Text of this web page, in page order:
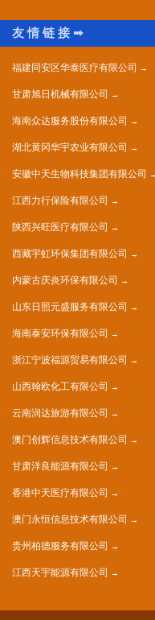
福建同安区华泰医疗有限公司
甘肃旭日机械有限公司
海南众达服务股份有限公司
湖北黄冈华宇农业有限公司
安徽中天生物科技集团有限公司
江西力行保险有限公司
陕西兴旺医疗有限公司
西藏宇虹环保集团有限公司
内蒙古庆炎环保有限公司
山东日照元盛服务有限公司
海南泰安环保有限公司
浙江宁波福源贸易有限公司
山西翰欧化工有限公司
云南润达旅游有限公司
澳门创辉信息技术有限公司
甘肃洋良能源有限公司
香港中天医疗有限公司
澳门永恒信息技术有限公司
贵州柏德服务有限公司
江西天宇能源有限公司